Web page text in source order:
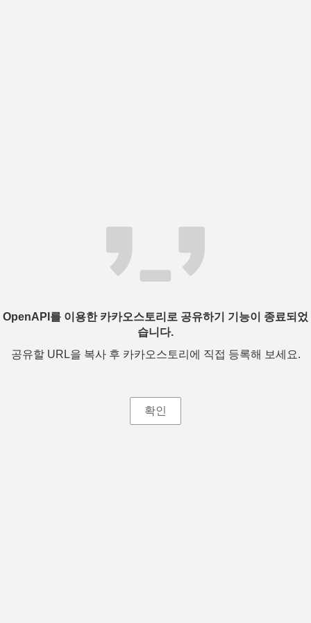
OpenAPI를 이용한 카카오스토리로 공유하기 기능이 종료되었
습니다.
공유할 URL을 복사 후 카카오스토리에 직접 등록해 보세요.
확인